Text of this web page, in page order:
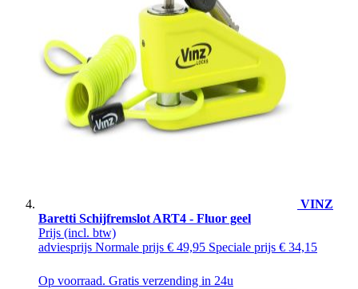
VINZ
Baretti Schijfremslot ART4 - Fluor geel
Prijs (incl. btw)
adviesprijs Normale prijs € 49,95 Speciale prijs € 34,15
Op voorraad. Gratis verzending in 24u